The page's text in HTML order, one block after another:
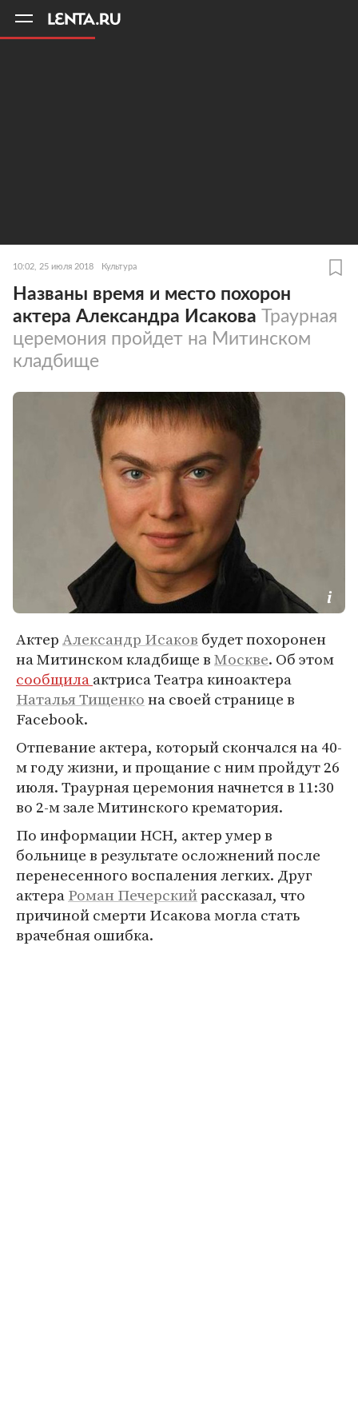
10:02, 25 июля 2018 Культура
Названы время и место похорон
актера Александра Исакова Траурная
церемония пройдет на Митинском
кладбище
АктерАлександр Исаков будет похоронен
на Митинском кладбище вМоскве. Об этом
сообщилаактриса Театра киноактера
Наталья Тищенкона своей странице в
Facebook.
Отпевание актера, который скончался на 40-
м году жизни, и прощание с ним пройдут 26
июля. Траурная церемония начнется в 11:30
во 2-м зале Митинского крематория.
По информации НСН, актер умер в
больнице в результате осложнений после
перенесенного воспаления легких. Друг
актераРоман Печерскийрассказал, что
причиной смерти Исакова могла стать
врачебная ошибка.